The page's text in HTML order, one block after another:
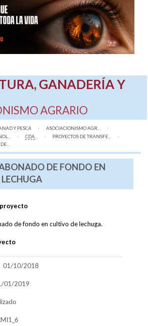
GANADERÍA Y
AGRARIO
Y PESCA
ASOCIACIONISMO AGR...
CDA
PROYECTOS DE TRANSFE...
DE FONDO EN
de fondo en cultivo de lechuga.
01/10/2018
01/2019